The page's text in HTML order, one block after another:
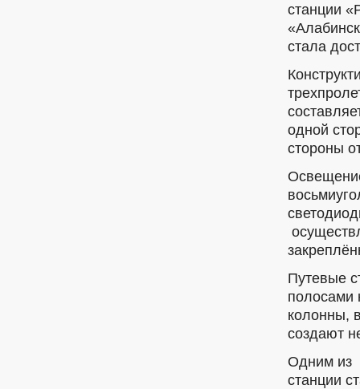
станции
стала
одной
стороны
Путевые
полосами
колонны,
создают
Одним из
станции